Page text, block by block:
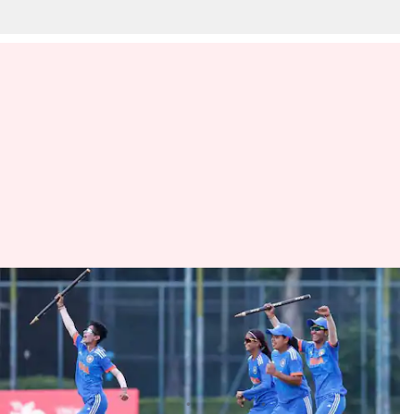
எமெர்ஜிங் டி20 கிரிக்கெட்
ஆசிய கோப்பையை
கைப்பற்றியது இந்திய
மகளிர் யு-23 அணி
எழுதியவர் Sekar Chinnappan Jun 21, 2023 01:30 pm